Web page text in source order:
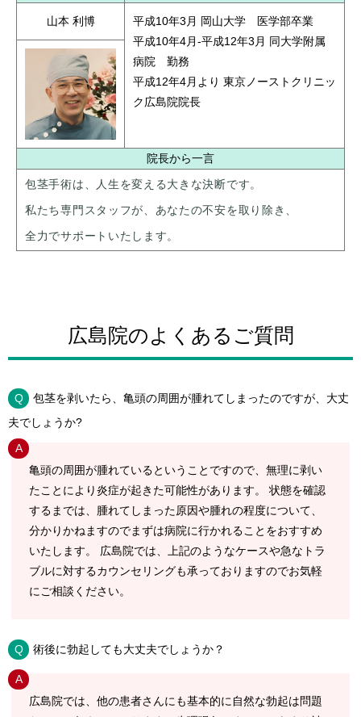
山本 利博
平成10年3月 岡山大学 医学部卒業
平成10年4月-平成12年3月 同大学附属
病院 勤務
平成12年4月より 東京ノーストクリニッ
ク広島院院長
院長から一言
包茎手術は、人生を変える大きな決断です。
私たち専門スタッフが、あなたの不安を取り除き、
全力でサポートいたします。
包茎を剥いたら、亀頭の周囲が腫れてしまったのですが、大丈
夫でしょうか?
亀頭の周囲が腫れているということですので、無理に剥い
たことにより炎症が起きた可能性があります。 状態を確認
するまでは、腫れてしまった原因や腫れの程度について、
分かりかねますのでまずは病院に行かれることをおすすめ
いたします。 広島院では、上記のようなケースや急なトラ
ブルに対するカウンセリングも承っておりますのでお気軽
にご相談ください。
術後に勃起しても大丈夫でしょうか？
広島院では、他の患者さんにも基本的に自然な勃起は問題